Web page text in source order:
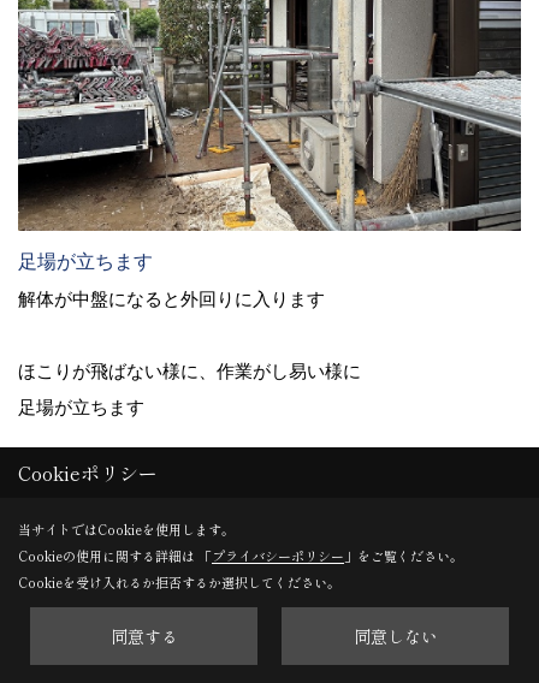
足場が立ちます
解体が中盤になると外回りに入ります
ほこりが飛ばない様に、作業がし易い様に
足場が立ちます
Cookieポリシー
当サイトではCookieを使用します。
Cookieの使用に関する詳細は 「プライバシーポリシー 」をご覧ください。
Cookieを受け入れるか拒否するか選択してください。
同意する 同意しない